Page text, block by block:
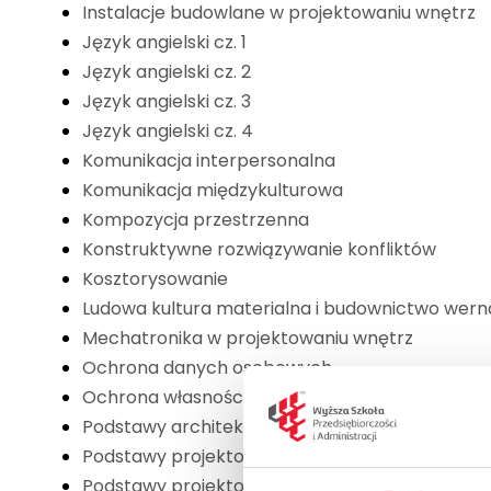
Instalacje budowlane w projektowaniu wnętrz
Język angielski cz. 1
Język angielski cz. 2
Język angielski cz. 3
Język angielski cz. 4
Komunikacja interpersonalna
Komunikacja międzykulturowa
Kompozycja przestrzenna
Konstruktywne rozwiązywanie konfliktów
Kosztorysowanie
Ludowa kultura materialna i budownictwo
Mechatronika w projektowaniu wnętrz
Ochrona danych osobowych
Ochrona własności intelektualnej
Podstawy architektury krajobrazu
Podstawy projektowania architektury wnętrz cz.